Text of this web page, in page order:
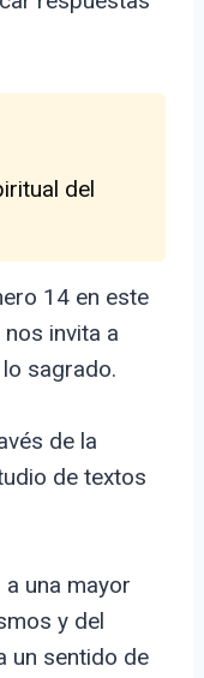
del
14 en este
invita a
sagrado.
de la
de textos
una mayor
y del
un sentido de